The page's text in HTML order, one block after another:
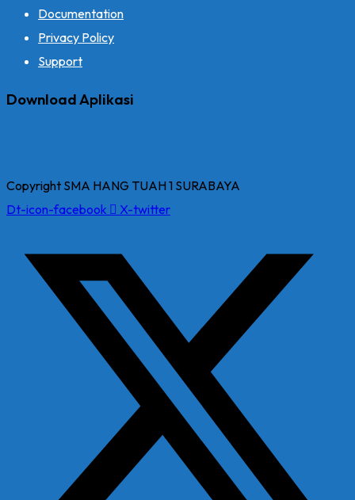
Documentation
Privacy Policy
Support
Download Aplikasi
Copyright SMA HANG TUAH 1 SURABAYA
Dt-icon-facebook
X-twitter